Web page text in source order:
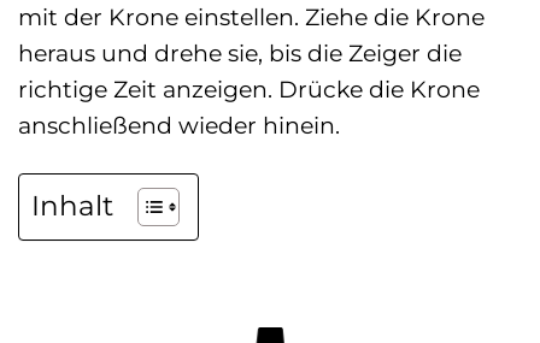
mit der Krone einstellen. Ziehe die Krone
heraus und drehe sie, bis die Zeiger die
richtige Zeit anzeigen. Drücke die Krone
anschließend wieder hinein.
Inhalt